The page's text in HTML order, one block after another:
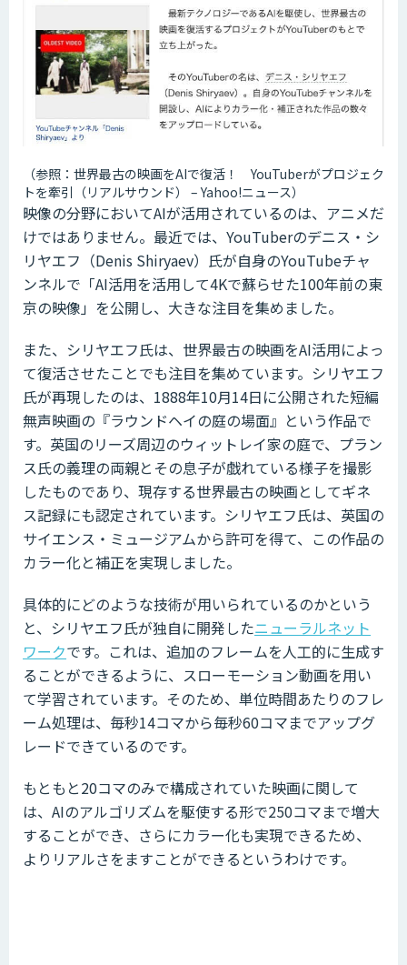
（参照：世界最古の映画をAIで復活！ YouTuberがプロジェク
トを牽引（リアルサウンド） – Yahoo!ニュース）
映像の分野においてAIが活用されているのは、アニメだ
けではありません。最近では、YouTuberのデニス・シ
リヤエフ（Denis Shiryaev）氏が自身のYouTubeチャ
ンネルで「AI活用を活用して4Kで蘇らせた100年前の東
京の映像」を公開し、大きな注目を集めました。
また、シリヤエフ氏は、世界最古の映画をAI活用によっ
て復活させたことでも注目を集めています。シリヤエフ
氏が再現したのは、1888年10月14日に公開された短編
無声映画の『ラウンドヘイの庭の場面』という作品で
す。英国のリーズ周辺のウィットレイ家の庭で、プラン
ス氏の義理の両親とその息子が戯れている様子を撮影
したものであり、現存する世界最古の映画としてギネ
ス記録にも認定されています。シリヤエフ氏は、英国の
サイエンス・ミュージアムから許可を得て、この作品の
カラー化と補正を実現しました。
具体的にどのような技術が用いられているのかという
と、シリヤエフ氏が独自に開発したニューラルネット
ワークです。これは、追加のフレームを人工的に生成す
ることができるように、スローモーション動画を用い
て学習されています。そのため、単位時間あたりのフレ
ーム処理は、毎秒14コマから毎秒60コマまでアップグ
レードできているのです。
もともと20コマのみで構成されていた映画に関して
は、AIのアルゴリズムを駆使する形で250コマまで増大
することができ、さらにカラー化も実現できるため、
よりリアルさをますことができるというわけです。